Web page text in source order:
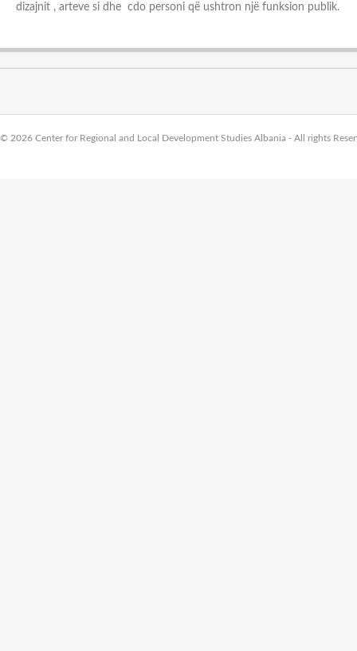
dizajnit , arteve si dhe cdo personi që ushtron një funksion publik.
© 2026 Center for Regional and Local Development Studies Albania - All rights